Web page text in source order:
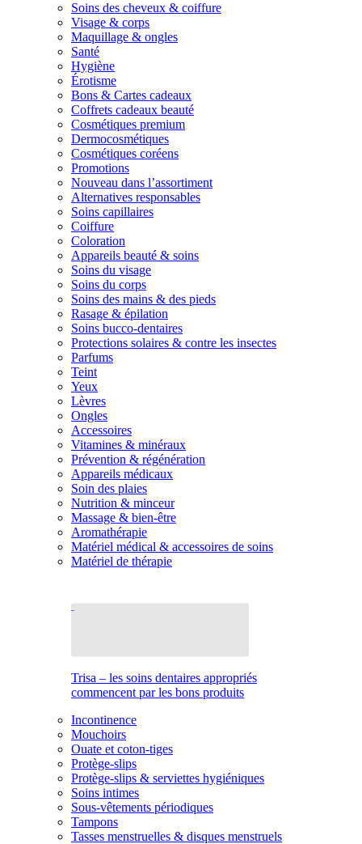
Soins des cheveux & coiffure
Visage & corps
Maquillage & ongles
Santé
Hygiène
Érotisme
Bons & Cartes cadeaux
Coffrets cadeaux beauté
Cosmétiques premium
Dermocosmétiques
Cosmétiques coréens
Promotions
Nouveau dans l’assortiment
Alternatives responsables
Soins capillaires
Coiffure
Coloration
Appareils beauté & soins
Soins du visage
Soins du corps
Soins des mains & des pieds
Rasage & épilation
Soins bucco-dentaires
Protections solaires & contre les insectes
Parfums
Teint
Yeux
Lèvres
Ongles
Accessoires
Vitamines & minéraux
Prévention & régénération
Appareils médicaux
Soin des plaies
Nutrition & minceur
Massage & bien-être
Aromathérapie
Matériel médical & accessoires de soins
Matériel de thérapie
Trisa – les soins dentaires appropriés
commencent par les bons produits
Incontinence
Mouchoirs
Ouate et coton-tiges
Protège-slips
Protège-slips & serviettes hygiéniques
Soins intimes
Sous-vêtements périodiques
Tampons
Tasses menstruelles & disques menstruels